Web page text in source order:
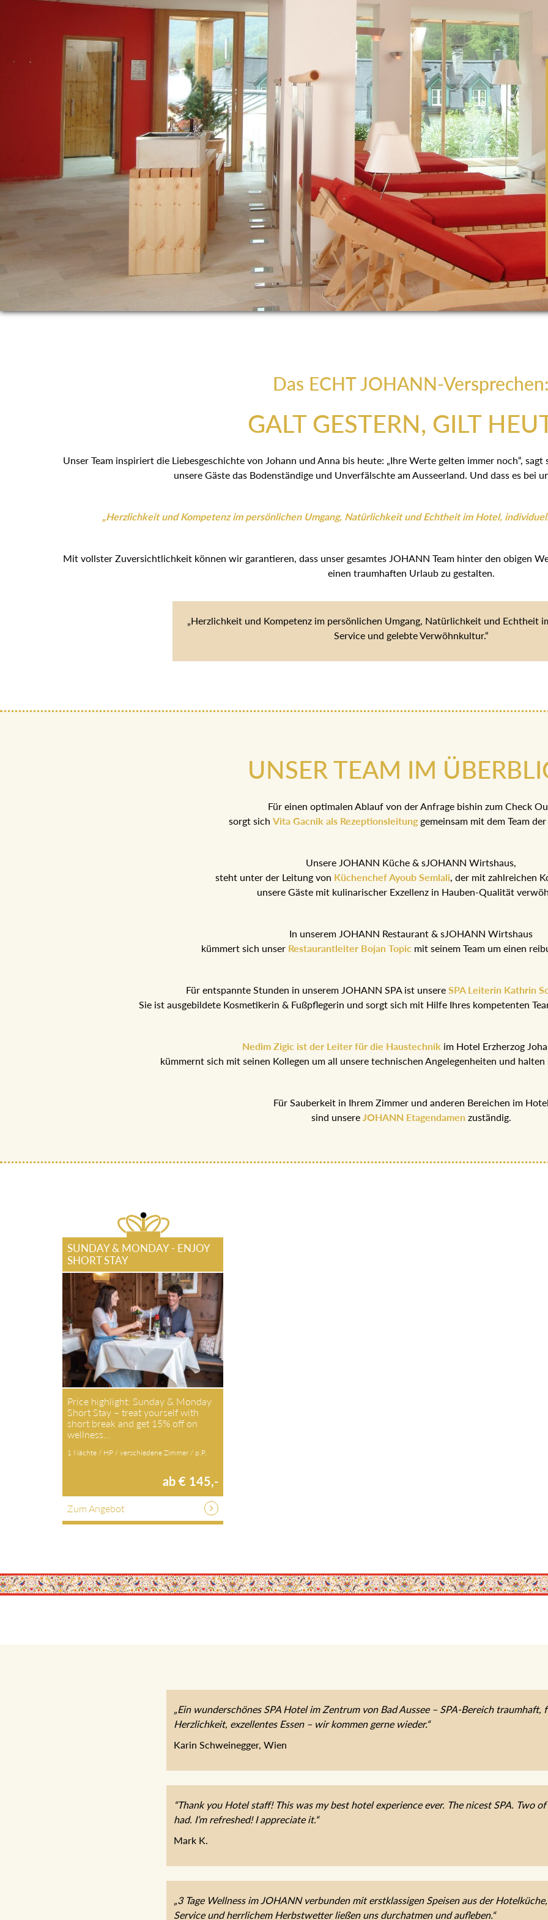
Das ECHT JOHANN-
GALT GESTERN, GILT
Unser Team inspiriert die Liebesgeschichte von Johann und Anna bis heute: „Ihre Werte gelten immer noch“,
unsere Gäste das Bodenständige und Unverfälschte am Ausseerland. Und dass es bei
„Herzlichkeit und Kompetenz im persönlichen Umgang, Natürlichkeit und Echtheit im Hotel,
Mit vollster Zuversichtlichkeit können wir garantieren, dass unser gesamtes JOHANN Team hinter den obigen
einen traumhaften Urlaub zu gestalten.
„Herzlichkeit und Kompetenz im persönlichen Umgang, Natürlichkeit und Echtheit
Service und gelebte Verwöhnkultur.“
UNSER TEAM IM
Für einen optimalen Ablauf von der Anfrage bishin zum Check
sorgt sich Vita Gacnik als Rezeptionsleitunggemeinsam mit dem Team
Unsere JOHANN Küche & sJOHANN Wirtshaus,
steht unter der Leitung von Küchenchef Ayoub Semlali, der mit zahlreichen
unsere Gäste mit kulinarischer Exzellenz in Hauben-Qualität
In unserem JOHANN Restaurant & sJOHANN Wirtshaus
kümmert sich unser Restaurantleiter Bojan Topic mit seinem Team um einen
Für entspannte Stunden in unserem JOHANN SPA ist unsere SPA Leiterin Kathrin
Sie ist ausgebildete Kosmetikerin & Fußpflegerin und sorgt sich mit Hilfe Ihres kompetenten
Nedim Zigic ist der Leiter für die Haustechnik im Hotel Erzherzog
kümmernt sich mit seinen Kollegen um all unsere technischen Angelegenheiten und
Für Sauberkeit in Ihrem Zimmer und anderen Bereichen im
sind unsereJOHANN Etagendamen zuständig.
SUNDAY & MONDAY - ENJOY
SHORT STAY
Price highlight: Sunday & Monday
Short Stay – treat yourself with
short break and get 15% off on
wellness…
1 Nächte / HP / verschiedene Zimmer / p.P.
ab € 145,-
Zum Angebot
„Ein wunderschönes SPA Hotel im Zentrum von Bad Aussee – SPA-Bereich traumhaft,
Herzlichkeit, exzellentes Essen – wir kommen gerne wieder.“
Karin Schweinegger, Wien
“Thank you Hotel staff! This was my best hotel experience ever. The nicest SPA. Two of
had. I’m refreshed! I appreciate it.“
Mark K.
„3 Tage Wellness im JOHANN verbunden mit erstklassigen Speisen aus der
Service und herrlichem Herbstwetter ließen uns durchatmen und aufleben.“